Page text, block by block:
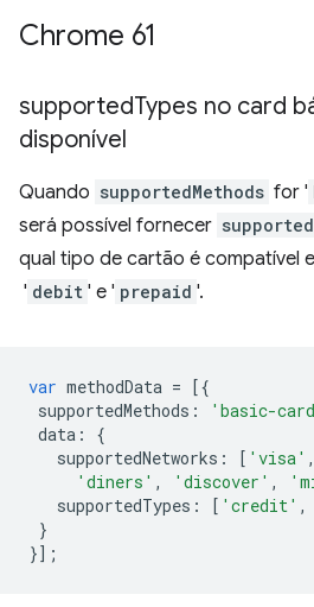
Chrome 61
supportedTypes no card
disponível
Quando supportedMethods for '
será possível fornecer
qual tipo de cartão é compatível
' debit ' e ' prepaid '.
var methodData = [{
supportedMethods : 'basic-
data :
{
supportedNetworks : [ 'visa' ,
'diners' , 'discover' ,
supportedTypes : [ 'credit' ,
}
}];